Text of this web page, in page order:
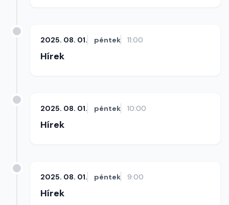
2025. 08. 01. péntek 11:00
Hírek
2025. 08. 01. péntek 10:00
Hírek
2025. 08. 01. péntek 9:00
Hírek